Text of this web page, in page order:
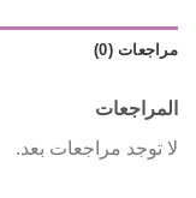
مراجعات (0)
المراجعات
لا توجد مراجعات بعد.